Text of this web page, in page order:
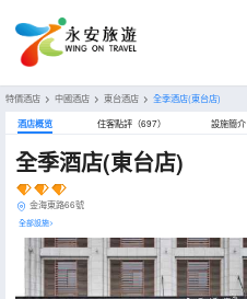
特價酒店 > 中國酒店 > 東台酒店 > 全季酒店(東台店)
酒店概览 住客點評（697） 設施簡介
全季酒店(東台店)
金海東路66號
全部設施>